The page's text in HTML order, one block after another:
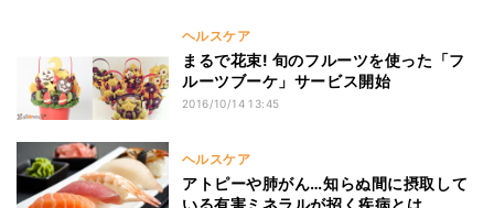
ヘルスケア
まるで花束! 旬のフルーツを使った「フ
ルーツブーケ」サービス開始
2016/10/14 13:45
ヘルスケア
アトピーや肺がん…知らぬ間に摂取して
いる有害ミネラルが招く疾病とは